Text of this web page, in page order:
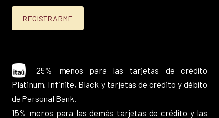
25% menos para las tarjetas de crédito
Platinum, Infinite, Black y tarjetas de crédito y débito
de Personal Bank.
15% menos para las demás tarjetas de crédito y las